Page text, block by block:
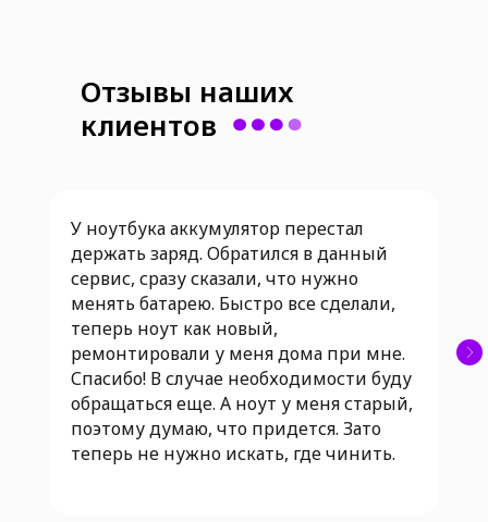
Отзывы наших
клиентов
У ноутбука аккумулятор перестал
держать заряд. Обратился в данный
сервис, сразу сказали, что нужно
менять батарею. Быстро все сделали,
теперь ноут как новый,
ремонтировали у меня дома при мне.
Спасибо! В случае необходимости буду
обращаться еще. А ноут у меня старый,
поэтому думаю, что придется. Зато
теперь не нужно искать, где чинить.